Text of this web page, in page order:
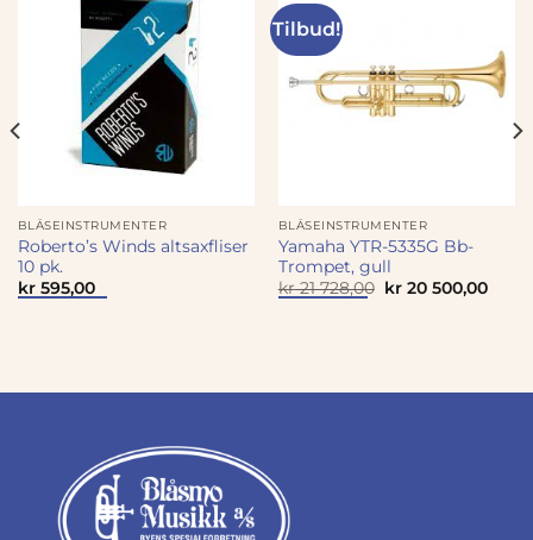
BLÅSEINSTRUMENTER
Roberto’s Winds altsaxfliser
10 pk.
kr595,00
Tilbud!
BLÅSEINSTRUMENTER
Yamaha YTR-5335G Bb-
Trompet, gull
kr21 728,00 Opprinnelig
kr20 500,00